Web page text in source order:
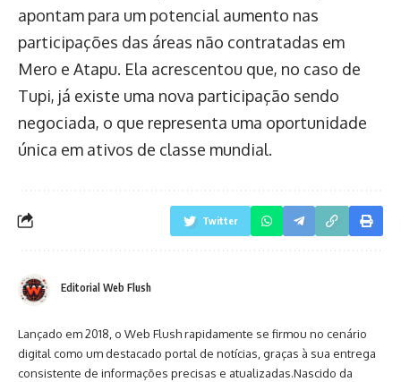
apontam para um potencial aumento nas
participações das áreas não contratadas em
Mero e Atapu. Ela acrescentou que, no caso de
Tupi, já existe uma nova participação sendo
negociada, o que representa uma oportunidade
única em ativos de classe mundial.
Twitter
Editorial Web Flush
Lançado em 2018, o Web Flush rapidamente se firmou no cenário
digital como um destacado portal de notícias, graças à sua entrega
consistente de informações precisas e atualizadas.Nascido da